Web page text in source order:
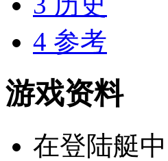
4 参考
游戏资料
在登陆艇